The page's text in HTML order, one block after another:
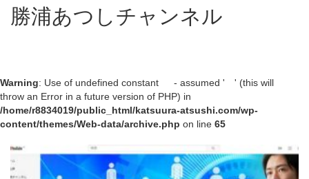
勝浦あつしチャンネル
Warning: Use of undefined constant - assumed ' ' (this will
throw an Error in a future version of PHP) in
/home/r8834019/public_html/katsuura-atsushi.com/wp-
content/themes/Web-data/archive.php on line 65